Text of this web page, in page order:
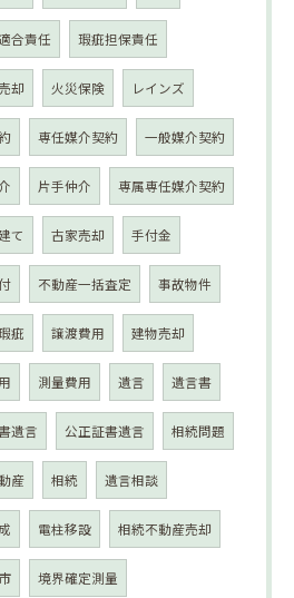
合責任 瑕疵担保責任
却 火災保険 レインズ
専任媒介契約 一般媒介契約
片手仲介 専属専任媒介契約
て 古家売却 手付金
不動産一括査定 事故物件
疵 譲渡費用 建物売却
測量費用 遺言 遺言書
遺言 公正証書遺言 相続問題
産 相続 遺言相談
電柱移設 相続不動産売却
境界確定測量